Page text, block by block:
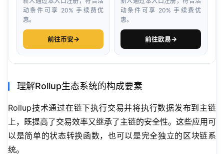
动条件可享 20% 手续费优
惠。
前往币安→
动条件可享 20% 手续费优
惠。
前往欧易→
理解Rollup生态系统的构成要素
Rollup技术通过在链下执行交易并将执行数据发布到主链
上，既提高了交易效率又继承了主链的安全性。这些应用可
以是简单的状态转换函数，也可以是完全独立的区块链系
统。